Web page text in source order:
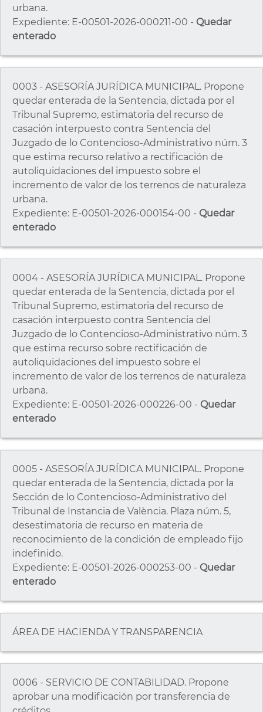
urbana.
Expediente: E-00501-2026-000211-00 - Quedar
enterado
0003 - ASESORÍA JURÍDICA MUNICIPAL. Propone
quedar enterada de la Sentencia, dictada por el
Tribunal Supremo, estimatoria del recurso de
casación interpuesto contra Sentencia del
Juzgado de lo Contencioso-Administrativo núm. 3
que estima recurso relativo a rectificación de
autoliquidaciones del impuesto sobre el
incremento de valor de los terrenos de naturaleza
urbana.
Expediente: E-00501-2026-000154-00 - Quedar
enterado
0004 - ASESORÍA JURÍDICA MUNICIPAL. Propone
quedar enterada de la Sentencia, dictada por el
Tribunal Supremo, estimatoria del recurso de
casación interpuesto contra Sentencia del
Juzgado de lo Contencioso-Administrativo núm. 3
que estima recurso sobre rectificación de
autoliquidaciones del impuesto sobre el
incremento de valor de los terrenos de naturaleza
urbana.
Expediente: E-00501-2026-000226-00 - Quedar
enterado
0005 - ASESORÍA JURÍDICA MUNICIPAL. Propone
quedar enterada de la Sentencia, dictada por la
Sección de lo Contencioso-Administrativo del
Tribunal de Instancia de València. Plaza núm. 5,
desestimatoria de recurso en materia de
reconocimiento de la condición de empleado fijo
indefinido.
Expediente: E-00501-2026-000253-00 - Quedar
enterado
ÁREA DE HACIENDA Y TRANSPARENCIA
0006 - SERVICIO DE CONTABILIDAD. Propone
aprobar una modificación por transferencia de